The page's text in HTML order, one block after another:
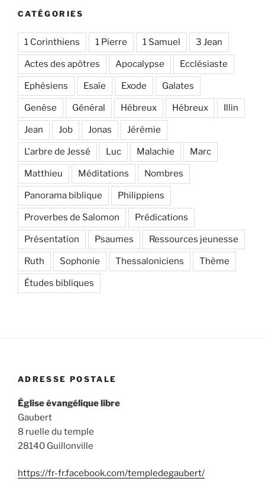
CATÉGORIES
1 Corinthiens 1 Pierre 1 Samuel 3 Jean
Actes des apôtres Apocalypse Ecclésiaste
Ephésiens Esaïe Exode Galates
Genèse Général Hébreux Hébreux Illin
Jean Job Jonas Jérémie
L'arbre de Jessé Luc Malachie Marc
Matthieu Méditations Nombres
Panorama biblique Philippiens
Proverbes de Salomon Prédications
Présentation Psaumes Ressources jeunesse
Ruth Sophonie Thessaloniciens Thème
Études bibliques
ADRESSE POSTALE
Église évangélique libre
Gaubert
8 ruelle du temple
28140 Guillonville
https://fr-fr.facebook.com/templedegaubert/